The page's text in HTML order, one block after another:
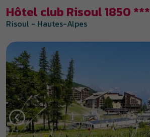
Hôtel club Risoul 1850 ***
Risoul - Hautes-Alpes
Previous